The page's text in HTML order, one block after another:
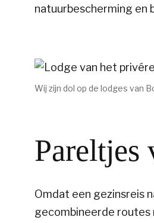
natuurbescherming en
Wij zijn dol op de lodges van
Omdat een gezinsreis
gecombineerde routes